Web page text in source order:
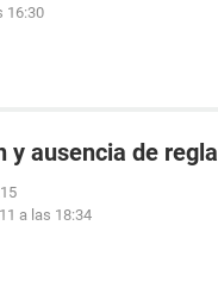
16:30
y ausencia de regla
a las 18:34